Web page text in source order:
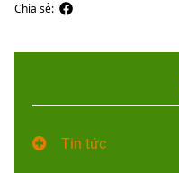
Chia sẻ:
Tin tức